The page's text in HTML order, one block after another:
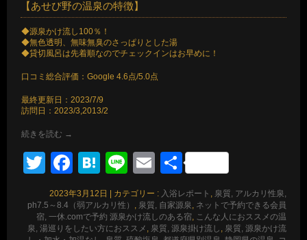
【あせび野の温泉の特徴】
◆源泉かけ流し100％！
◆無色透明、無味無臭のさっぱりとした湯
◆貸切風呂は先着順なのでチェックインはお早めに！
口コミ総合評価：Google 4.6点/5.0点
最終更新日：2023/7/9
訪問日：2023/3,2013/2
続きを読む →
TwitterFacebook
Hatena
LineEmail
共
有
2023年3月12日 | カテゴリー : 入浴レポート , 泉質, アルカリ性泉,
ph7.5～8.4（弱アルカリ性） , 泉質, 自家源泉, ネットで予約できる会員
宿, 一休.comで予約 源泉かけ流しのある宿, こんな人におススメの温
泉, 湯巡りをしたい方におススメ , 泉質, 源泉掛け流し , 泉質, 源泉かけ流